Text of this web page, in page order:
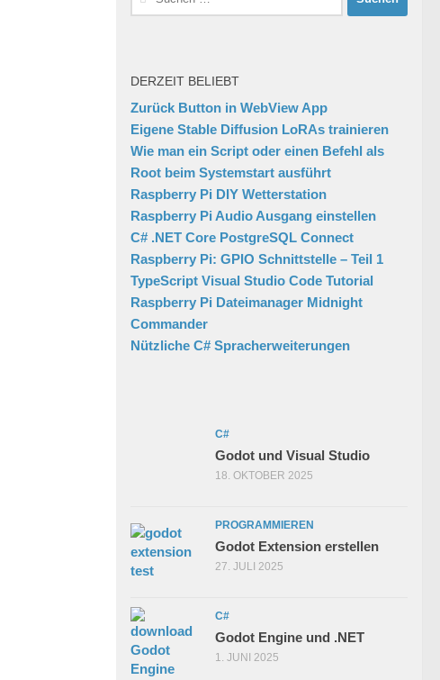
nach:
DERZEIT BELIEBT
Zurück Button in WebView App
Eigene Stable Diffusion LoRAs trainieren
Wie man ein Script oder einen Befehl als
Root beim Systemstart ausführt
Raspberry Pi DIY Wetterstation
Raspberry Pi Audio Ausgang einstellen
C# .NET Core PostgreSQL Connect
Raspberry Pi: GPIO Schnittstelle – Teil 1
TypeScript Visual Studio Code Tutorial
Raspberry Pi Dateimanager Midnight
Commander
Nützliche C# Spracherweiterungen
C#
Godot und Visual Studio
18. OKTOBER 2025
PROGRAMMIEREN
Godot Extension erstellen
27. JULI 2025
C#
Godot Engine und .NET
1. JUNI 2025